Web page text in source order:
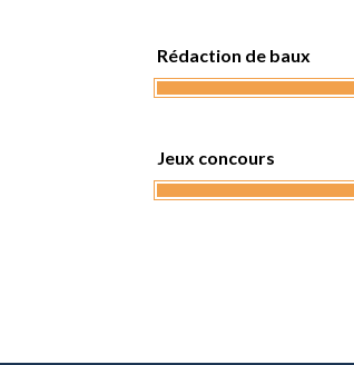
Rédaction de baux
Jeux concours